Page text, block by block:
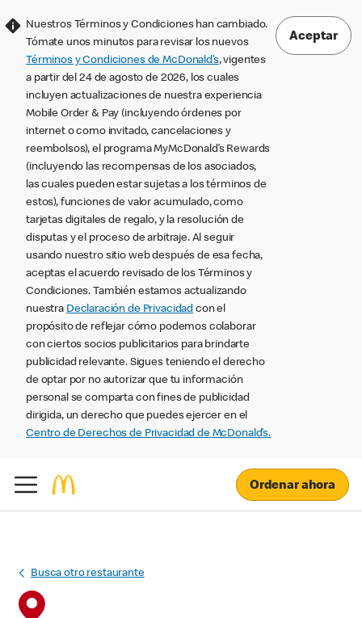
Nuestros Términos y Condiciones han cambiado.
Tómate unos minutos para revisar los nuevos
Términos y Condiciones de McDonald’s, vigentes
a partir del 24 de agosto de 2026, los cuales
incluyen actualizaciones de nuestra experiencia
Mobile Order & Pay (incluyendo órdenes por
internet o como invitado, cancelaciones y
reembolsos), el programa MyMcDonald’s Rewards
(incluyendo las recompensas de los asociados,
las cuales pueden estar sujetas a los términos de
estos), funciones de valor acumulado, como
tarjetas digitales de regalo, y la resolución de
disputas y el proceso de arbitraje. Al seguir
usando nuestro sitio web después de esa fecha,
aceptas el acuerdo revisado de los Términos y
Condiciones. También estamos actualizando
nuestra Declaración de Privacidad con el
propósito de reflejar cómo podemos colaborar
con ciertos socios publicitarios para brindarte
publicidad relevante. Sigues teniendo el derecho
de optar por no autorizar que tu información
personal se comparta con fines de publicidad
dirigida, un derecho que puedes ejercer en el
Centro de Derechos de Privacidad de McDonald’s.
Aceptar
Ordenar ahora
Busca otro restaurante